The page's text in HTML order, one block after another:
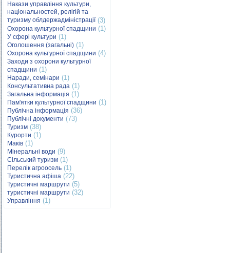
Накази управління культури,
національностей, релігій та
туризму облдержадміністрації(3)
Охорона культурної спадщини (1)
У сфері культури (1)
Оголошення (загальні) (1)
Охорона культурної спадщини (4)
Заходи з охорони культурної
спадщини (1)
Наради, семінари (1)
Консультативна рада (1)
Загальна інформація (1)
Пам'ятки культурної спадщини (1)
Публічна інформація (36)
Публічні документи (73)
Туризм (38)
Курорти (1)
Маків (1)
Мінеральні води (9)
Сільський туризм (1)
Перелік агроосель (1)
Туристична афіша (22)
Туристичні маршрути (5)
туристичні маршрути (32)
Управління (1)